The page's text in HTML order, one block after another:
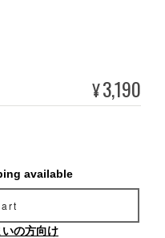
¥3,190
available
いの方向け